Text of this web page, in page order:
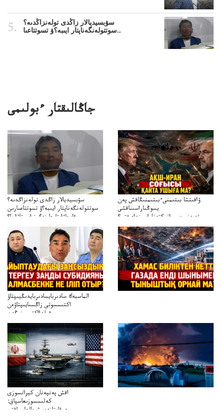
سۋبسيديالار زاڭدى تولەنزاڭدىە؟
سوتتولەنگەناپتار ايىبە؟ۋ تسوتتاعىا..
جاڭالىقتار ءبولىمى
سۋبسيديالار زاڭدى تولەنزاڭدىە؟
سوتتولەنگەناپتار ايىبە؟ۋ تسوتتاعىارىن
قايجاۋاپتارعا نەگىز ايىپتاۋا ما؟
تۇجىرىمدارىنقايتاقاراۋعانەگىزبولاالاما؟
ۋاقىتشا بىتىمنىءبىتىمنىڭاقش پەن
يسوڭىاراسىناقشى
تەپەنىرەسيرانىكتەناراسىنداعىقتى؟
تەكەتىرەسنەلىكتەنقايتاۋشىقتى؟
الماسبەك سادىربايسادىربايدىڭيىپتاۋ
اكتىسسوتى زاڭسىايىپتاۋەن
قولدااكتىسىنىڭەن
ميلليونزاڭسىزدىعىمەنقولدانوسىرىلگەنميلليوندار
اقش پەنپەنان كيرانسوزى
كەلىسسوزىعاسپاق:
دوقايتازدەسۋىجالعاسپاقتى